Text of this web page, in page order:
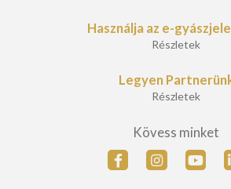
Használja az e-
Részletek
Legyen
Részletek
Kövess minket